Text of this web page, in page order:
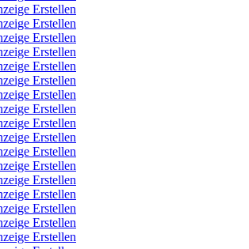
Erstellen
Erstellen
Erstellen
Erstellen
Erstellen
Erstellen
Erstellen
Erstellen
Erstellen
Erstellen
Erstellen
Erstellen
Erstellen
Erstellen
Erstellen
Erstellen
Erstellen